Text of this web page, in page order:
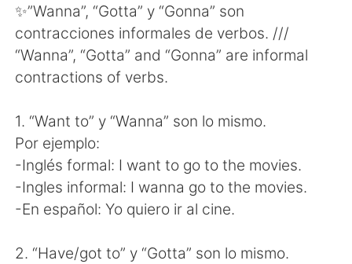
Deutsch 한국어
Русский ไทย
Türkçe
Português
✨”Wanna”, “Gotta” y “Gonna” son
contracciones informales de verbos. ///
“Wanna”, “Gotta” and “Gonna” are informal
contractions of verbs.
1. “Want to” y “Wanna” son lo mismo.
Por ejemplo:
-Inglés formal: I want to go to the movies.
-Ingles informal: I wanna go to the movies.
-En español: Yo quiero ir al cine.
2. “Have/got to” y “Gotta” son lo mismo.